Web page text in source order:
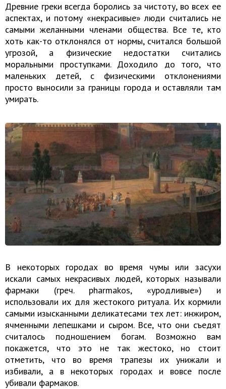
Древние греки всегда боролись за чистоту, во всех ее
аспектах, и потому «некрасивые» люди считались не
самыми желанными членами общества. Все те, кто
хоть как-то отклонялся от нормы, считался большой
угрозой, а физические недостатки считались
моральными проступками. Доходило до того, что
маленьких детей, с физическими отклонениями
просто выносили за границы города и оставляли там
умирать.
В некоторых городах во время чумы или засухи
искали самых некрасивых людей, которых называли
фармаки (греч. pharmakos, «уродливые») и
использовали их для жестокого ритуала. Их кормили
самыми изысканными деликатесами тех лет: инжиром,
ячменными лепешками и сыром. Все, что они съедят
считалось подношением богам. Возможно вам
покажется, что это не так жестоко, но стоит
отметить, что во время трапезы их унижали и
избивали, а в некоторых городах и вовсе после
убивали фармаков.